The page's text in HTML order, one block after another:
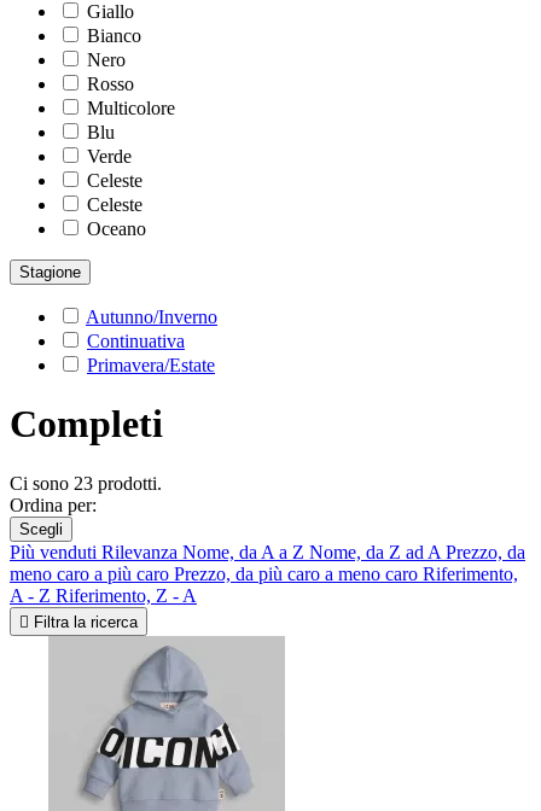
Giallo
Bianco
Nero
Rosso
Multicolore
Blu
Verde
Celeste
Celeste
Oceano
Stagione
Autunno/Inverno
Continuativa
Primavera/Estate
Completi
Ci sono 23 prodotti.
Ordina per:
Scegli
Più venduti Rilevanza Nome, da A a Z Nome, da Z ad A Prezzo, da
meno caro a più caro Prezzo, da più caro a meno caro Riferimento,
A - Z Riferimento, Z - A
 Filtra la ricerca